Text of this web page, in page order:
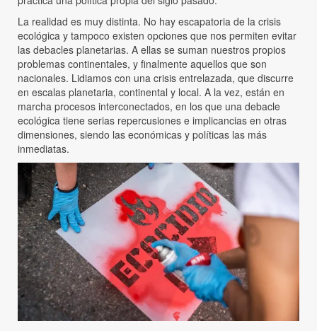
La realidad es muy distinta. No hay escapatoria de la crisis
ecológica y tampoco existen opciones que nos permiten evitar
las debacles planetarias. A ellas se suman nuestros propios
problemas continentales, y finalmente aquellos que son
nacionales. Lidiamos con una crisis entrelazada, que discurre
en escalas planetaria, continental y local. A la vez, están en
marcha procesos interconectados, en los que una debacle
ecológica tiene serias repercusiones e implicancias en otras
dimensiones, siendo las económicas y políticas las más
inmediatas.